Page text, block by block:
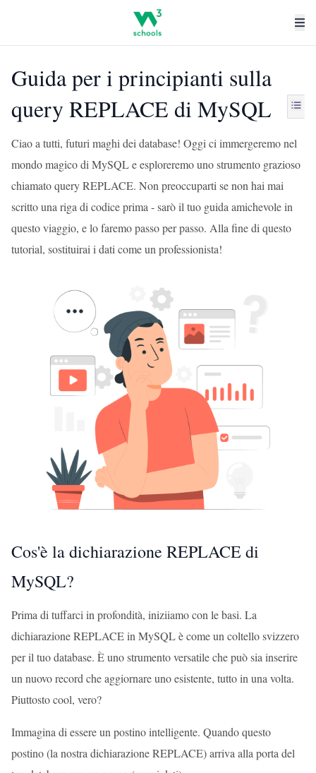
Guida per i principianti sulla
query REPLACE di MySQL
Ciao a tutti, futuri maghi dei database! Oggi ci immergeremo nel
mondo magico di MySQL e esploreremo uno strumento grazioso
chiamato query REPLACE. Non preoccuparti se non hai mai
scritto una riga di codice prima - sarò il tuo guida amichevole in
questo viaggio, e lo faremo passo per passo. Alla fine di questo
tutorial, sostituirai i dati come un professionista!
Cos'è la dichiarazione REPLACE di
MySQL?
Prima di tuffarci in profondità, iniziiamo con le basi. La
dichiarazione REPLACE in MySQL è come un coltello svizzero
per il tuo database. È uno strumento versatile che può sia inserire
un nuovo record che aggiornare uno esistente, tutto in una volta.
Piuttosto cool, vero?
Immagina di essere un postino intelligente. Quando questo
postino (la nostra dichiarazione REPLACE) arriva alla porta del